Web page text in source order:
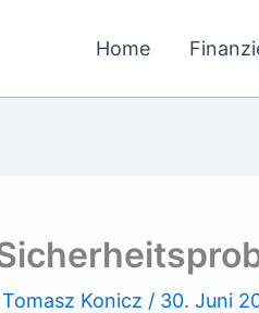
Home
Tomasz Konicz / 30. Juni